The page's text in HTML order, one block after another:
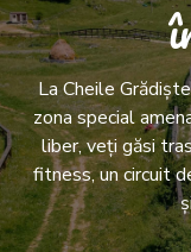
La Cheile
zona special
liber, veți găsi
fitness, un circuit